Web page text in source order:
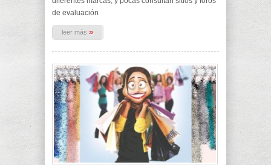
de evaluación
leer más »